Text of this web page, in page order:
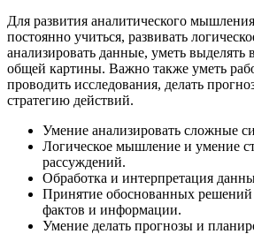
Для развития аналитического
постоянно учиться, развивать
анализировать данные, уметь выделять
общей картины. Важно также уметь
проводить исследования, делать
стратегию действий.
Умение анализировать сложные
Логическое мышление и умение
рассуждений.
Обработка и интерпретация
Принятие обоснованных решений
фактов и информации.
Умение делать прогнозы и